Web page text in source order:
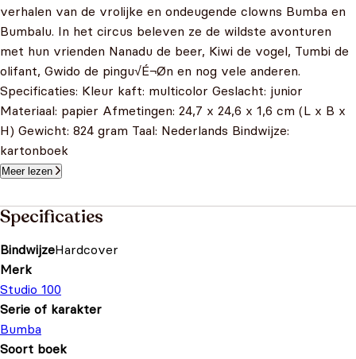
verhalen van de vrolijke en ondeugende clowns Bumba en
Bumbalu. In het circus beleven ze de wildste avonturen
met hun vrienden Nanadu de beer, Kiwi de vogel, Tumbi de
olifant, Gwido de pingu√É¬Øn en nog vele anderen.
Specificaties: Kleur kaft: multicolor Geslacht: junior
Materiaal: papier Afmetingen: 24,7 x 24,6 x 1,6 cm (L x B x
H) Gewicht: 824 gram Taal: Nederlands Bindwijze:
kartonboek
Meer lezen
Specificaties
BindwijzeHardcover
Merk
Studio 100
Serie of karakter
Bumba
Soort boek